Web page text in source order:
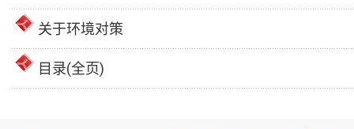
关于环境对策
目录(全页)